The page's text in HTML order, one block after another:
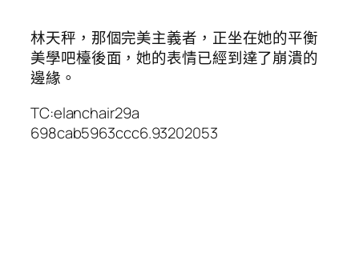
林天秤，那個完美主義者，正坐在她的平衡
美學吧檯後面，她的表情已經到達了崩潰的
邊緣。
TC:elanchair29a
698cab5963ccc6.93202053